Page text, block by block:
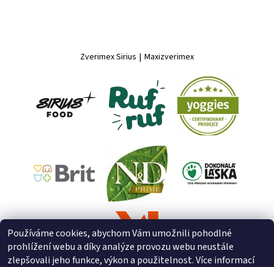
Zverimex Sirius | Maxizverimex
Používáme cookies, abychom Vám umožnili pohodlné
prohlížení webu a díky analýze provozu webu neustále
zlepšovali jeho funkce, výkon a použitelnost. Více informací